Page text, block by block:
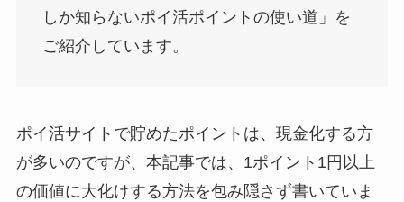
しか知らないポイ活ポイントの使い道」を
ご紹介しています。
ポイ活サイトで貯めたポイントは、現金化する方
が多いのですが、本記事では、1ポイント1円以上
の価値に大化けする方法を包み隠さず書いていま